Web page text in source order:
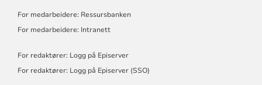
For medarbeidere: Ressursbanken
For medarbeidere: Intranett
For redaktører: Logg på Episerver
For redaktører: Logg på Episerver (SSO)